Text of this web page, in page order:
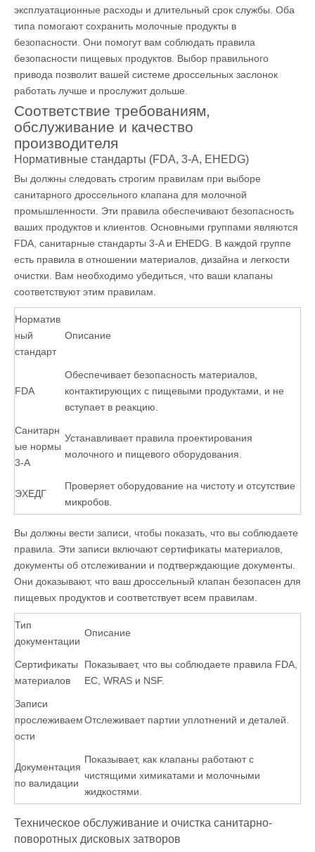
эксплуатационные расходы и длительный срок службы. Оба
типа помогают сохранить молочные продукты в
безопасности. Они помогут вам соблюдать правила
безопасности пищевых продуктов. Выбор правильного
привода позволит вашей системе дроссельных заслонок
работать лучше и прослужит дольше.
Соответствие требованиям,
обслуживание и качество
производителя
Нормативные стандарты (FDA, 3-A, EHEDG)
Вы должны следовать строгим правилам при выборе
санитарного дроссельного клапана для молочной
промышленности. Эти правила обеспечивают безопасность
ваших продуктов и клиентов. Основными группами являются
FDA, санитарные стандарты 3-A и EHEDG. В каждой группе
есть правила в отношении материалов, дизайна и легкости
очистки. Вам необходимо убедиться, что ваши клапаны
соответствуют этим правилам.
Норматив
ный
стандарт
Описание
FDA
Обеспечивает безопасность материалов,
контактирующих с пищевыми продуктами, и не
вступает в реакцию.
Санитарн
ые нормы
3-А
Устанавливает правила проектирования
молочного и пищевого оборудования.
ЭХЕДГ
Проверяет оборудование на чистоту и отсутствие
микробов.
Вы должны вести записи, чтобы показать, что вы соблюдаете
правила. Эти записи включают сертификаты материалов,
документы об отслеживании и подтверждающие документы.
Они доказывают, что ваш дроссельный клапан безопасен для
пищевых продуктов и соответствует всем правилам.
Тип
документации
Описание
Сертификаты
материалов
Показывает, что вы соблюдаете правила FDA,
EC, WRAS и NSF.
Записи
прослеживаем
ости
Отслеживает партии уплотнений и деталей.
Документация
по валидации
Показывает, как клапаны работают с
чистящими химикатами и молочными
жидкостями.
Техническое обслуживание и очистка санитарно-
поворотных дисковых затворов